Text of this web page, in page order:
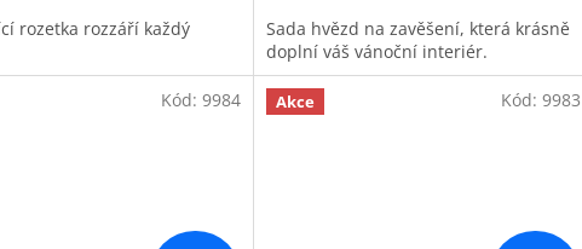
rozetka rozzáří každý
Sada hvězd na zavěšení, která krásně
doplní váš vánoční interiér.
Kód: 9984 Akce Kód: 9983